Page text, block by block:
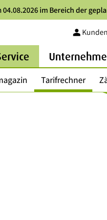
im Bereich der
person
Tarifrechner